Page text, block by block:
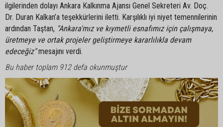
ilgilerinden dolayı Ankara Kalkınma Ajansı Genel Sekreteri Av. Doç.
Dr. Duran Kalkan’a teşekkürlerini iletti. Karşılıklı iyi niyet temennilerinin
ardından Taştan, "Ankara'mız ve kıymetli esnafımız için çalışmaya,
üretmeye ve ortak projeler geliştirmeye kararlılıkla devam
edeceğiz"mesajını verdi.
Bu haber toplam 912 defa okunmuştur